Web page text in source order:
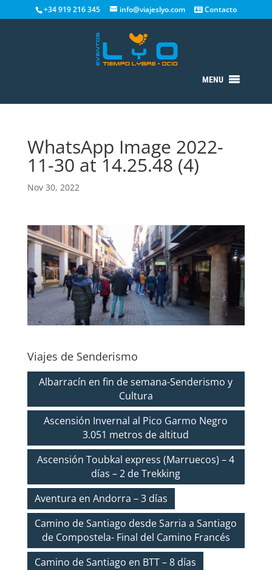
+34 919 216 345 info@viajeslyo.com Contacto
MENU
WhatsApp Image 2022-
11-30 at 14.25.48 (4)
Nov 30, 2022
Viajes de Senderismo
Albarracín en fin de semana-Senderismo y
Cultura
Ascensión Invernal al Pico Garmo Negro
3.051 metros de altitud
Ascensión Toubkal express (Marruecos) – 4
días – 2 de Trekking
Aventura en Andorra – 3 días
Camino de Santiago desde Sarria a Santiago
de Compostela- Final del Camino Francés
Camino de Santiago en BTT – 8 días